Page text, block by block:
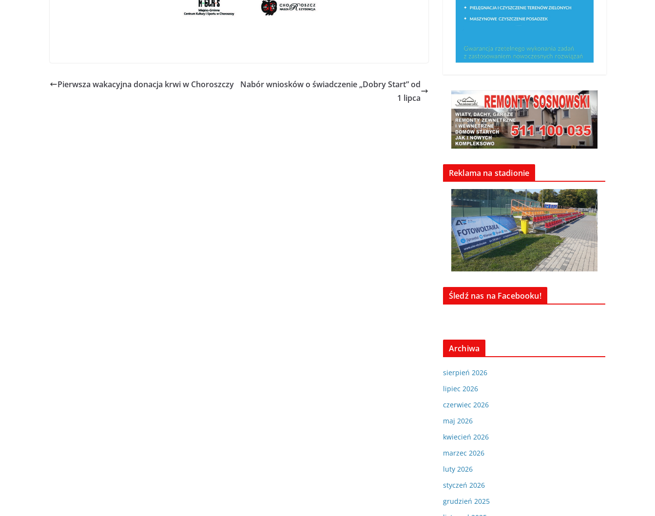
Pierwsza wakacyjna donacja krwi w Choroszczy
Nabór wniosków o świadczenie „Dobry Start” od
1 lipca
Reklama na stadionie
Śledź nas na Facebooku!
Archiwa
sierpień 2026
lipiec 2026
czerwiec 2026
maj 2026
kwiecień 2026
marzec 2026
luty 2026
styczeń 2026
grudzień 2025